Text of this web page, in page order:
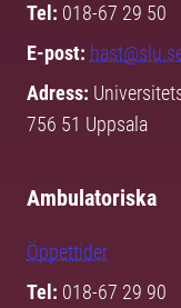
Tel: 018-67 29 50
E-post:
Adress:
756 51 Uppsala
Ambulatoriska
Öppettider
Tel: 018-67 29 90